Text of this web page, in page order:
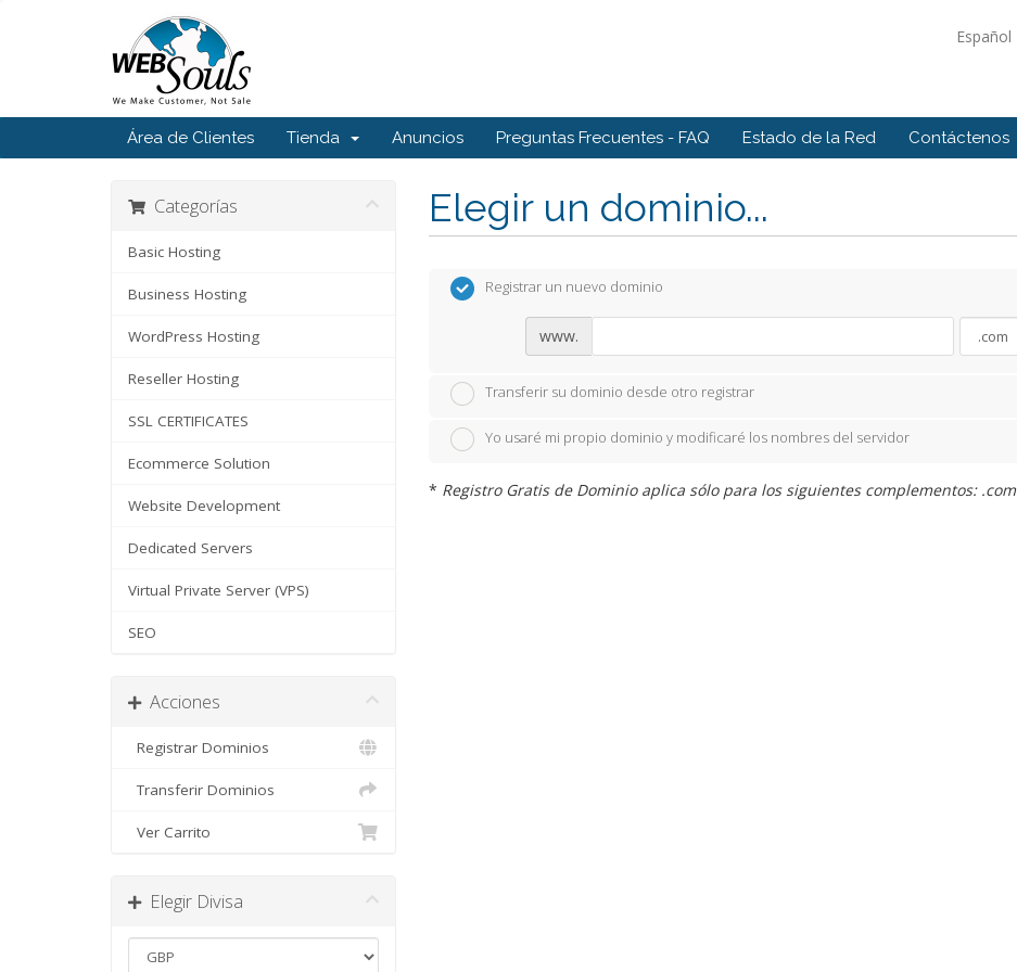
Español
Área de Clientes Tienda Anuncios Preguntas Frecuentes - FAQ Estado de la Red Contáctenos
Elegir un dominio...
Categorías
Basic Hosting
Business Hosting
WordPress Hosting
Reseller Hosting
SSL CERTIFICATES
Ecommerce Solution
Website Development
Dedicated Servers
Virtual Private Server (VPS)
SEO
Acciones
Registrar Dominios
Transferir Dominios
Ver Carrito
Elegir Divisa
Registrar un nuevo dominio
www.
Transferir su dominio desde otro registrar
Yo usaré mi propio dominio y modificaré los nombres del servidor
* Registro Gratis de Dominio aplica sólo para los siguientes complementos: .com